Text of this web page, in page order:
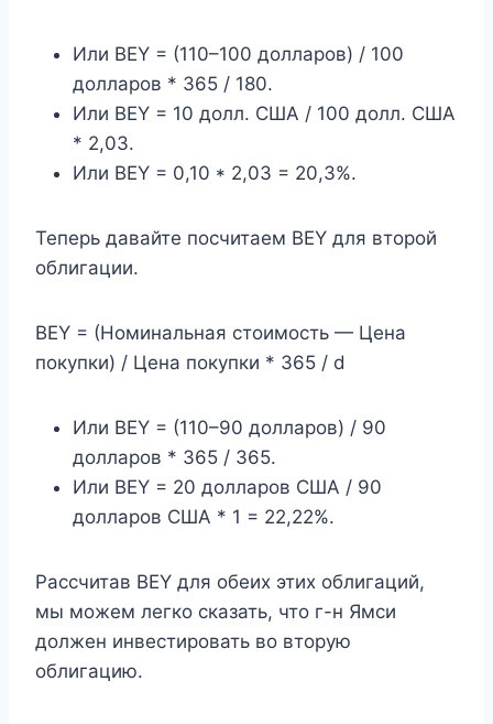
Или BEY = (110–100 долларов) / 100
долларов * 365 / 180.
Или BEY = 10 долл. США / 100 долл. США
* 2,03.
Или BEY = 0,10 * 2,03 = 20,3%.
Теперь давайте посчитаем BEY для второй
облигации.
BEY = (Номинальная стоимость — Цена
покупки) / Цена покупки * 365 / d
Или BEY = (110–90 долларов) / 90
долларов * 365 / 365.
Или BEY = 20 долларов США / 90
долларов США * 1 = 22,22%.
Рассчитав BEY для обеих этих облигаций,
мы можем легко сказать, что г-н Ямси
должен инвестировать во вторую
облигацию.